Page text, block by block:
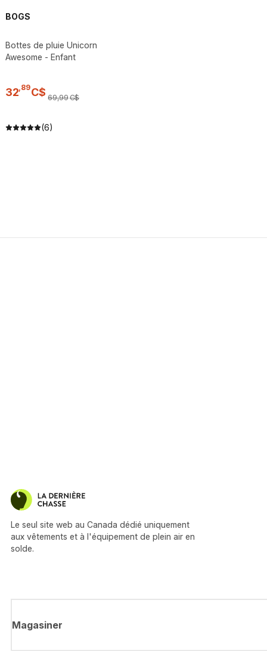
BOGS
Bottes de pluie Unicorn
Awesome - Enfant
32,89C$ 69,99C$
(6)
Le seul site web au Canada dédié uniquement
aux vêtements et à l'équipement de plein air en
solde.
Magasiner